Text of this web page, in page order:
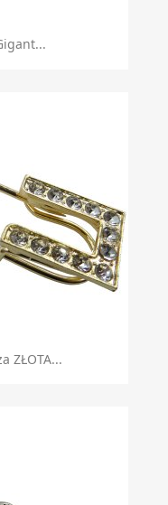
ZŁOTA...